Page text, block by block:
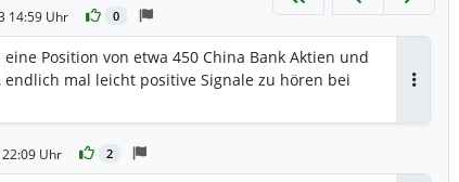
14:59 Uhr 0
Position von etwa 450 China Bank Aktien und
mal leicht positive Signale zu hören bei
Uhr 2